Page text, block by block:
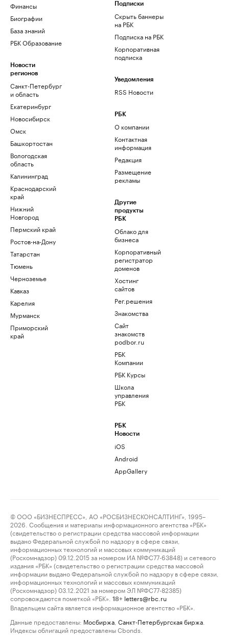
Финансы
Биографии
База знаний
РБК Образование
Новости
регионов
Санкт-Петербург
и область
Екатеринбург
Новосибирск
Омск
Башкортостан
Вологодская
область
Калининград
Краснодарский
край
Нижний
Новгород
Пермский край
Ростов-на-Дону
Татарстан
Тюмень
Черноземье
Кавказ
Карелия
Мурманск
Приморский
край
Подписки
Скрыть баннеры
на РБК
Подписка на РБК
Корпоративная
подписка
Уведомления
RSS Новости
РБК
О компании
Контактная
информация
Редакция
Размещение
рекламы
Другие
продукты
РБК
Облако для
бизнеса
Корпоративный
регистратор
доменов
Хостинг
сайтов
Рег.решения
Знакомства
Сайт
знакомств
podbor.ru
РБК
Компании
РБК Курсы
Школа
управления
РБК
РБК
Новости
iOS
Android
AppGallery
© ООО «БИЗНЕСПРЕСС», АО «РОСБИЗНЕСКОНСАЛТИНГ», 1995–
2026. Сообщения и материалы информационного агентства «РБК»
(свидетельство о регистрации средства массовой информации
выдано Федеральной службой по надзору в сфере связи,
информационных технологий и массовых коммуникаций
(Роскомнадзор) 09.12.2015 за номером ИА №ФС77-63848) и сетевого
издания «РБК» (свидетельство о регистрации средства массовой
информации выдано Федеральной службой по надзору в сфере связи,
информационных технологий и массовых коммуникаций
(Роскомнадзор) 03.12.2021 за номером ЭЛ №ФС77-82385)
сопровождаются пометкой «РБК».
18+ letters@rbc.ru
Владельцем сайта является информационное агентство «РБК».
Данные предоставлены: Мосбиржа Санкт-Петербургская биржа
Индексы облигаций предоставлены Cbonds.